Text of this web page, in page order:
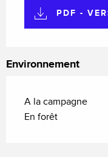
PDF -
Environnement
A la campagne
En forêt